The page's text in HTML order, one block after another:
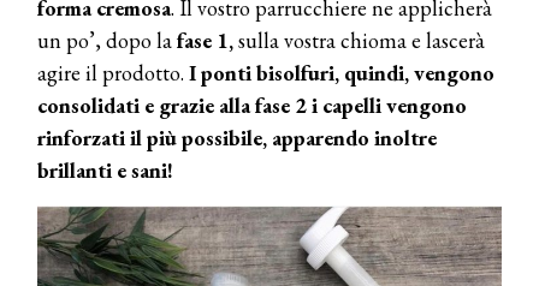
forma cremosa. Il vostro parrucchiere ne applicherà
un po’, dopo lafase 1,sulla vostra chioma e lascerà
agire il prodotto. I ponti bisolfuri, quindi, vengono
consolidati e grazie alla fase 2 i capelli vengono
rinforzati il più possibile, apparendo inoltre
brillanti e sani!